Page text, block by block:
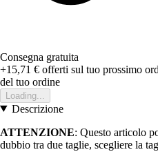
Consegna gratuita
+15,71 € offerti sul tuo prossimo
del tuo ordine
Loading...
Descrizione
ATTENZIONE: Questo articolo
dubbio tra due taglie, scegliere la